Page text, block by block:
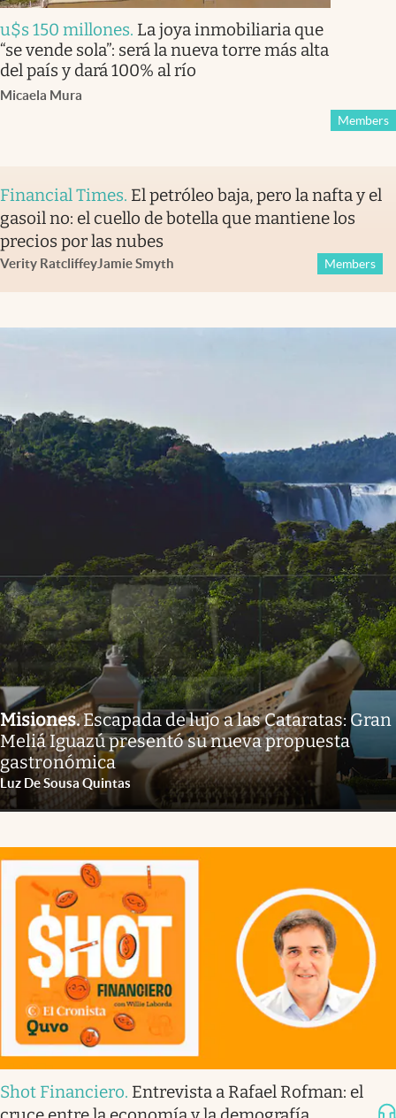
u$s 150 millones. La joya inmobiliaria que
“se vende sola”: será la nueva torre más alta
del país y dará 100% al río
Micaela Mura
Members
Financial Times. El petróleo baja, pero la nafta y el
gasoil no: el cuello de botella que mantiene los
precios por las nubes
Verity RatcliffeyJamie Smyth Members
Misiones.Escapada de lujo a las Cataratas: Gran
Meliá Iguazú presentó su nueva propuesta
gastronómica
Luz De Sousa Quintas
Shot Financiero. Entrevista a Rafael Rofman: el